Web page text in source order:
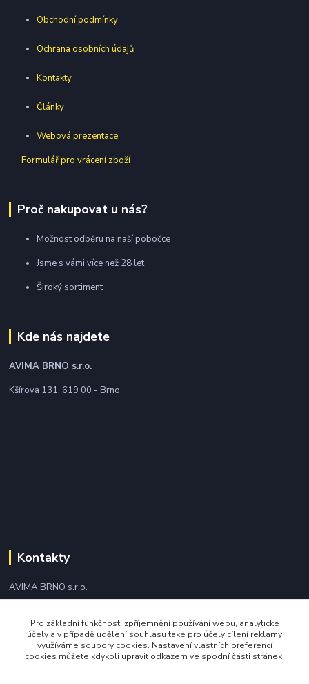
Obchodní podmínky
Ochrana osobních údajů
Kontakty
Články
Webová prezentace
Formulář pro vrácení zboží
Proč nakupovat u nás?
Možnost odběru na naší pobočce
Jsme s vámi více než 28 let
Široký sortiment
Kde nás najdete
AVIMA BRNO s.r.o.
Kšírova 131, 619 00 - Brno
Kontakty
AVIMA BRNO s.r.o.
+420 543 249 338
avima@avima.cz
Pro základní funkčnost, zpříjemnění používání webu, analytické
účely a v případě udělení souhlasu také pro účely cílení reklamy
využíváme soubory cookies. Nastavení vlastních preferencí
cookies můžete kdykoli upravit odkazem ve spodní části stránek.